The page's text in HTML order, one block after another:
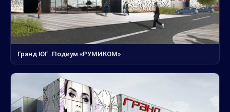
Гранд ЮГ. Подиум «РУМИКОМ»